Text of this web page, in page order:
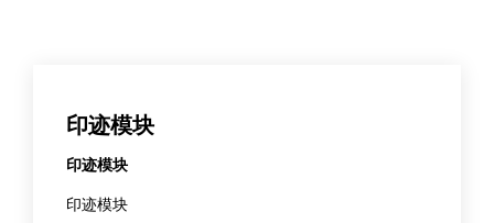
印迹模块
印迹模块
印迹模块